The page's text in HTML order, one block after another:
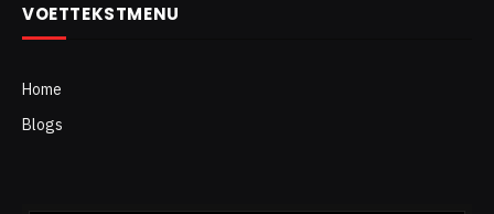
VOETTEKSTMENU
Home
Blogs